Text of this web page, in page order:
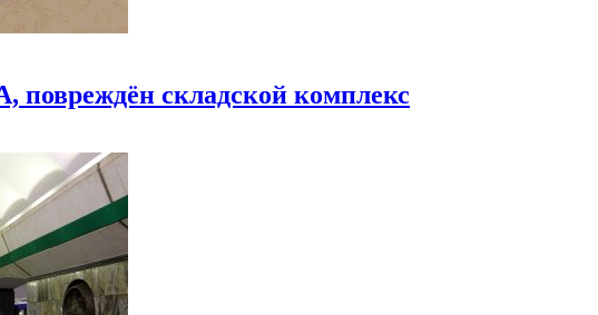
повреждён складской комплекс